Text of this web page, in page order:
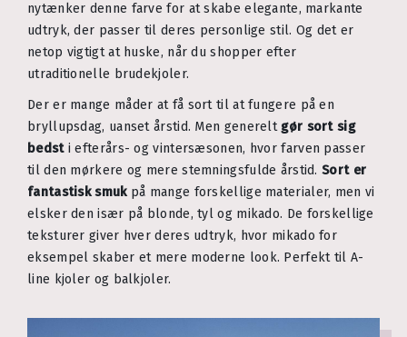
nytænker denne farve for at skabe elegante, markante
udtryk, der passer til deres personlige stil. Og det er
netop vigtigt at huske, når du shopper efter
utraditionelle brudekjoler.
Der er mange måder at få sort til at fungere på en
bryllupsdag, uanset årstid. Men generelt gør sort sig
bedsti efterårs- og vintersæsonen, hvor farven passer
til den mørkere og mere stemningsfulde årstid.Sort er
fantastisk smukpå mange forskellige materialer, men vi
elsker den især på blonde, tyl og mikado. De forskellige
teksturer giver hver deres udtryk, hvor mikado for
eksempel skaber et mere moderne look. Perfekt til A-
line kjoler og balkjoler.